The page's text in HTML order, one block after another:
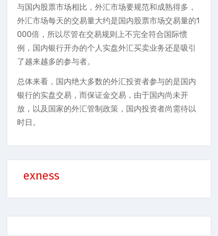
与国内股票市场相比，外汇市场要规范和成熟得多，
外汇市场每天的交易量大约是国内股票市场交易量的1
000倍，所以尽管在交易规则上不完全符合国际惯
例，国内银行开办的个人实盘外汇买卖业务还是吸引
了越来越多的参与者。
总体来看，国内绝大多数的外汇投资者参与的是国内
银行的实盘交易，而保证金交易，由于国内尚未开
放，以及国家的外汇管制政策，国内投资者尚需待以
时日。
exness